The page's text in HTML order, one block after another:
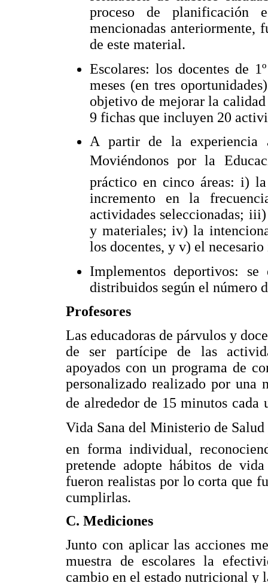
proceso de planificación
mencionadas anteriormente,
de este material.
Escolares: los docentes de
meses (en tres
objetivo de mejorar la
9 fichas que incluyen 20
A partir de la experiencia
Moviéndonos por la
práctico en cinco áreas: i)
incremento en la
actividades seleccionadas;
y materiales; iv) la
los docentes, y v) el
Implementos deportivos:
distribuidos según el número
Profesores
Las educadoras de párvulos y
de ser partícipe de las
apoyados con un programa de
personalizado realizado por una
de alrededor de 15 minutos cada
Vida Sana del Ministerio de
en forma individual,
pretende adopte hábitos de
fueron realistas por lo corta que
cumplirlas.
C. Mediciones
Junto con aplicar las acciones
muestra de escolares la
cambio en el estado nutricional y